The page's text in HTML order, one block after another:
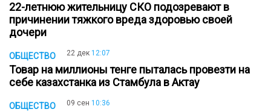
22-летнюю жительницу СКО подозревают в
причинении тяжкого вреда здоровью своей
дочери
ОБЩЕСТВО 22 дек 12:07
Товар на миллионы тенге пыталась провезти на
себе казахстанка из Стамбула в Актау
ОБЩЕСТВО 09 сен 10:36